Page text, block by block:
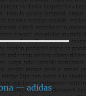
— adidas